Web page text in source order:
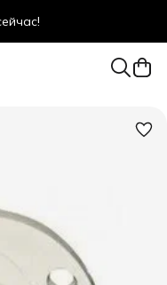
физ. лиц